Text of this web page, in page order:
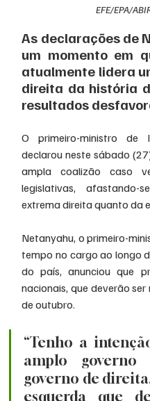
EFE/EPA/
As declarações de
um momento em
atualmente lidera
direita da história
resultados
O primeiro-ministro de
declarou neste sábado
ampla coalizão caso
legislativas,
extrema direita quanto da
Netanyahu, o primeiro-
tempo no cargo ao longo
do país, anunciou que
nacionais, que deverão
de outubro.
“Tenho a
amplo
governo de
esquerda que